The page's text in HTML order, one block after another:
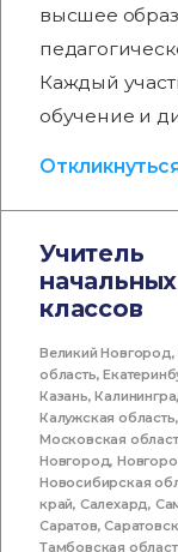
высшее
Каждый
обучение и
Учитель
начальных
классов
Великий Новгород,
область,
Казань,
Калужская область
Московская
Новгород,
Новосибирская
край, Салехард,
Саратов,
Тамбовская